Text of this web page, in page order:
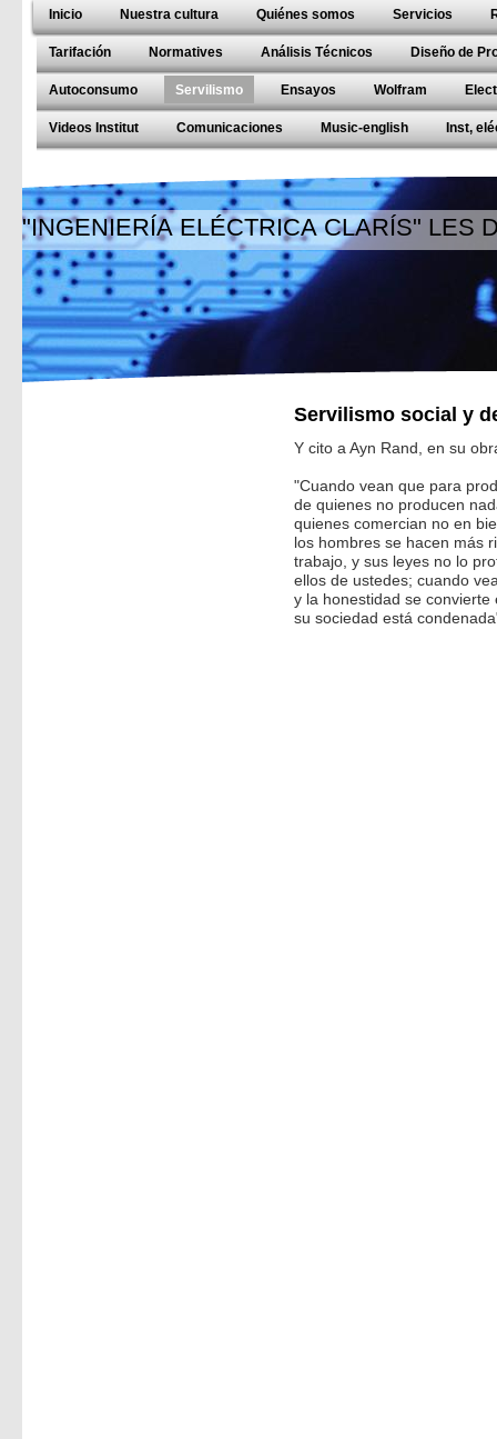
Inicio Nuestra cultura Quiénes somos Servicios
Tarifación Normatives Análisis Técnicos Diseño de
Autoconsumo Servilismo Ensayos Wolfram
Videos Institut Comunicaciones Music-english Inst,
"INGENIERÍA ELÉCTRICA CLARÍS" LES
Servilismo social y
Y cito a Ayn Rand, en su
"Cuando vean que para
de quienes no producen
quienes comercian no en
los hombres se hacen más
trabajo, y sus leyes no lo
ellos de ustedes; cuando
y la honestidad se
su sociedad está